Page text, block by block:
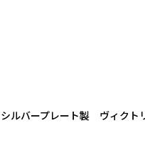
シルバープレート製 ヴィク